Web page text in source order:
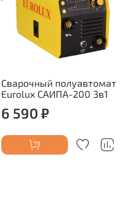
Сварочный полуавтомат
Eurolux САИПА-200 3в1
6 590 ₽